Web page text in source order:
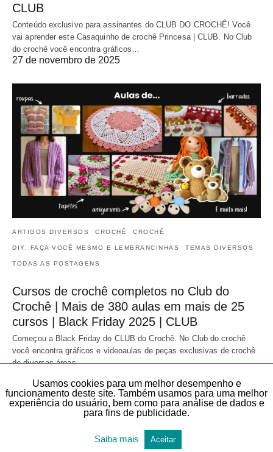
CLUB
Conteúdo exclusivo para assinantes do CLUB DO CROCHÊ! Você
vai aprender este Casaquinho de crochê Princesa | CLUB. No Club
do crochê você encontra gráficos…
27 de novembro de 2025
ARTIGOS DIVERSOS CROCHÊ CROCHÊ
DIY, FAÇA VOCÊ MESMO E LEMBRANCINHAS TEMAS DIVERSOS
TODAS AS POSTAGENS
Cursos de crochê completos no Club do
Crochê | Mais de 380 aulas em mais de 25
cursos | Black Friday 2025 | CLUB
Começou a Black Friday do CLUB do Crochê. No Club do crochê
você encontra gráficos e videoaulas de peças exclusivas de crochê
de diversas áreas…
Usamos cookies para um melhor desempenho e
funcionamento deste site. Também usamos para uma melhor
experiência do usuário, bem como para análise de dados e
para fins de publicidade.
Saiba mais Aceitar